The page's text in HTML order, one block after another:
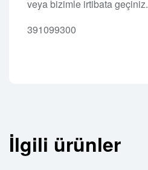
veya bizimle irtibata geçiniz.
391099300
İlgili ürünler